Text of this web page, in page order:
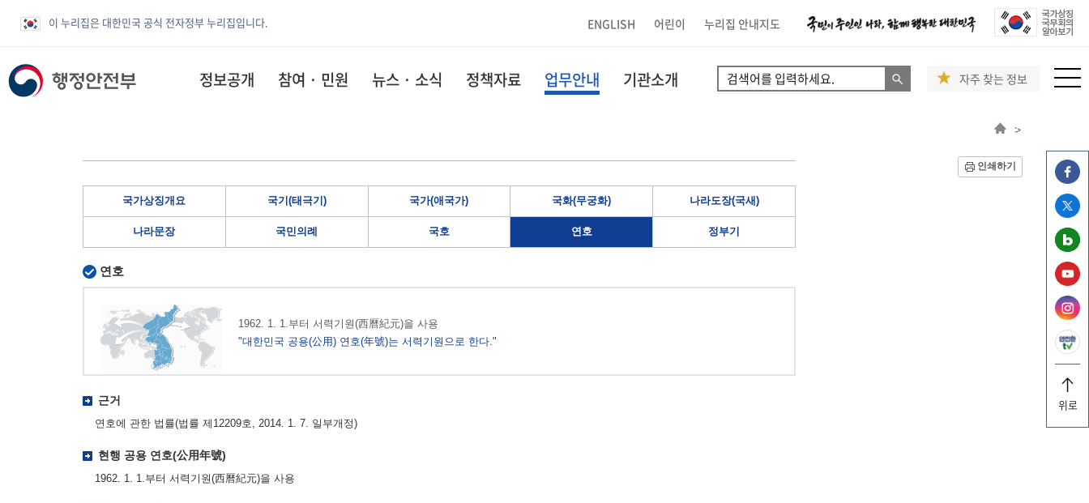
이 누리집은 대한민국 공식 전자정부 누리집입니다. ENGLISH 어린이 누리집 안내지도
위로
정보공개 참여 · 민원 뉴스 · 소식 정책자료 업무안내 기관소개 자주 찾는 정보
>
인쇄하기
국가상징개요 국기(태극기) 국가(애국가) 국화(무궁화) 나라도장(국새)
나라문장 국민의례 국호 연호 정부기
연호
1962. 1. 1.부터 서력기원(西曆紀元)을 사용
"대한민국 공용(公用) 연호(年號)는 서력기원으로 한다."
근거
연호에 관한 법률(법률 제12209호, 2014. 1. 7. 일부개정)
현행 공용 연호(公用年號)
1962. 1. 1.부터 서력기원(西曆紀元)을 사용